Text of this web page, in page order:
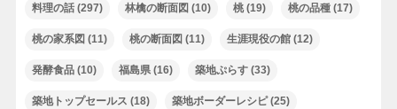
料理の話(297) 林檎の断面図 (10) 桃(19) 桃の品種(17)
桃の家系図 (11) 桃の断面図 (11) 生涯現役の館(12)
発酵食品(10) 福島県(16) 築地ぷらす(33)
築地トップセールス (18) 築地ボーダーレシピ(25)